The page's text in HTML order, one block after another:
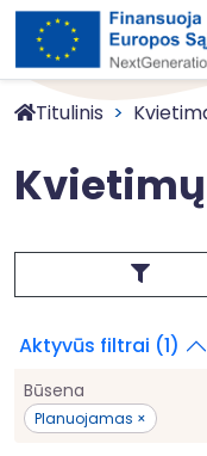
Titulinis
Aktyvūs filtrai (1)
Būsena
Planuojamas ×